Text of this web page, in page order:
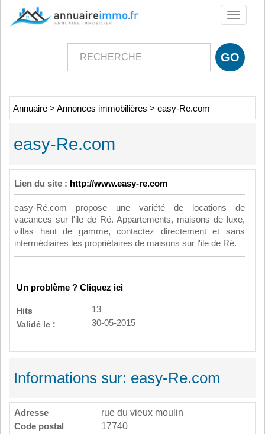
Toggle
Annuaire > Annonces immobilières > easy-Re.com
easy-Re.com
Lien du site : http://www.easy-re.com
easy-Ré.com propose une variété de locations de
vacances sur l'ile de Ré. Appartements, maisons de luxe,
villas haut de gamme, contactez directement et sans
intermédiaires les propriétaires de maisons sur l'ile de Ré.
Un problème ? Cliquez ici
Hits
13
Validé le :
30-05-2015
Informations sur: easy-Re.com
Adresse
rue du vieux moulin
Code postal
17740